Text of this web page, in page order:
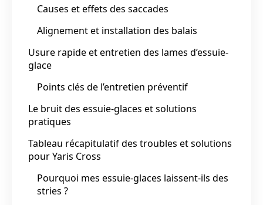
Causes et effets des saccades
Alignement et installation des balais
Usure rapide et entretien des lames d’essuie-
glace
Points clés de l’entretien préventif
Le bruit des essuie-glaces et solutions
pratiques
Tableau récapitulatif des troubles et solutions
pour Yaris Cross
Pourquoi mes essuie-glaces laissent-ils des
stries ?